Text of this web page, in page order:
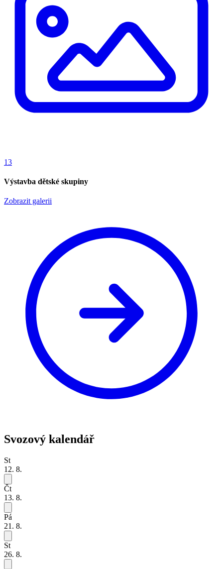
13
Výstavba dětské skupiny
Zobrazit galerii
Svozový kalendář
St
12. 8.
Čt
13. 8.
Pá
21. 8.
St
26. 8.